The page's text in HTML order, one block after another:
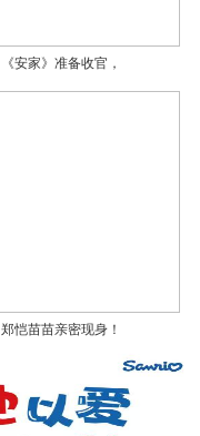
《安家》准备收官，
郑恺苗苗亲密现身！